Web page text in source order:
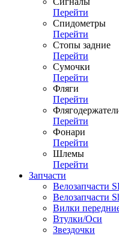
Перейти
Спидометры
Перейти
Стопы задние
Перейти
Сумочки
Перейти
Фляги
Перейти
Перейти
Фонари
Перейти
Шлемы
Перейти
Запчасти
Велозапчасти
Велозапчасти
Вилки
Втулки/Оси
Звездочки